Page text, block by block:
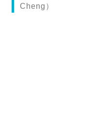
Cheng）